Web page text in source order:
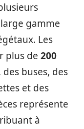
gamme
Les
plus de 200
des buses, des
et des
représente
à